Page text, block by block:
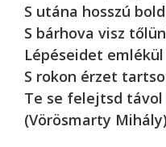
S utána hosszú
S bárhova visz
Lépéseidet emlékül
S rokon érzet
Te se felejtsd
(Vörösmarty Mihály)